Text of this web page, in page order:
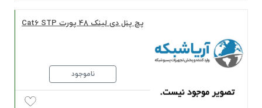
پچ پنل دی لینک 48 پورت Cat6 STP
ناموجود